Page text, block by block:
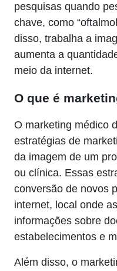
pesquisas quando
chave, como
disso, trabalha a
aumenta a
meio da internet.
O que é
O marketing médico
estratégias de
da imagem de um
ou clínica. Essas
conversão de novos
internet, local onde
informações sobre
estabelecimentos e
Além disso, o